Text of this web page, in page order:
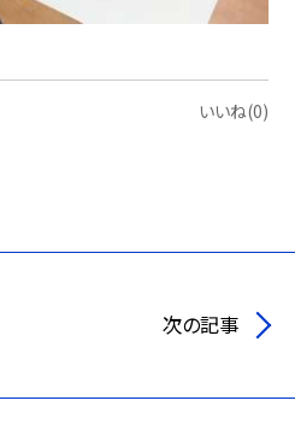
いいね(0)
次の記事